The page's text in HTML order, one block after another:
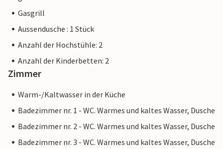
Zimmer spiegelt das Gesamtkonzept des Hauses gut wider.
Urlauber Komfort zu bieten. Eines der Badezimmer ist
sogar mit einer luxuriösen Whirlpool-Badewanne
ausgestattet. Die Zimmer verfügen über Bügeleisen und
ganzen Weg von zu Hause schleppen müssen.
ruhige, ländliche Lage hat für alle, die hier einen
erholsamen Urlaub verbringen möchten, einiges zu bieten.
Gasgrill
Aussendusche : 1 Stück
Anzahl der Hochstühle: 2
Anzahl der Kinderbetten: 2
Zimmer
Warm-/Kaltwasser in der Küche
Badezimmer nr. 1 - WC. Warmes und kaltes Wasser, Dusche
Badezimmer nr. 2 - WC. Warmes und kaltes Wasser, Dusche
Badezimmer nr. 3 - WC. Warmes und kaltes Wasser, Dusche